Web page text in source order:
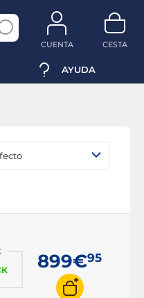
CUENTA CESTA
AYUDA
899€95